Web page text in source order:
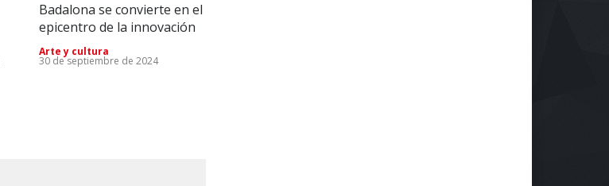
Badalona se convierte en el
epicentro de la innovación
Arte y cultura
30 de septiembre de 2024